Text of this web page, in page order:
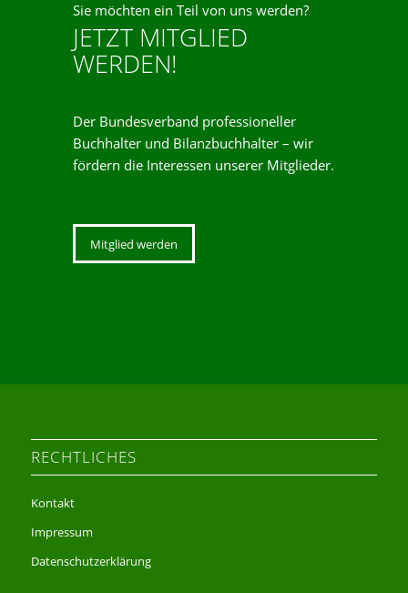
Sie möchten ein Teil von uns werden?
JETZT MITGLIED
WERDEN!
Der Bundesverband professioneller
Buchhalter und Bilanzbuchhalter – wir
fördern die Interessen unserer Mitglieder.
Mitglied werden
RECHTLICHES
Kontakt
Impressum
Datenschutzerklärung